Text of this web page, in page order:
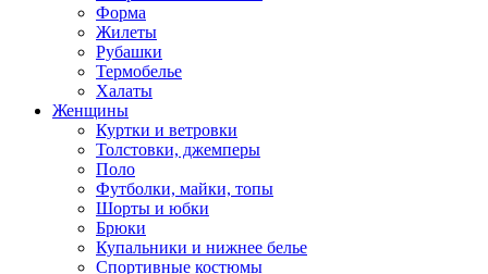
Форма
Жилеты
Рубашки
Термобелье
Халаты
Женщины
Куртки и ветровки
Толстовки, джемперы
Поло
Футболки, майки, топы
Шорты и юбки
Брюки
Купальники и нижнее белье
Спортивные костюмы